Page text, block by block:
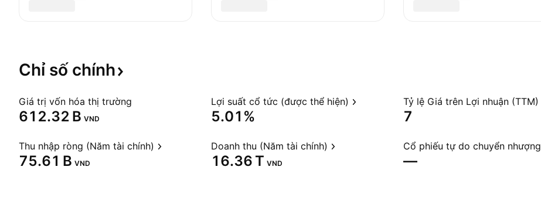
Chỉ số chính
Giá trị vốn hóa thị trường
‪612.32 B‬ VND
Lợi suất cổ tức (được thể hiện)
5.01%
Tỷ lệ Giá trên Lợi nhuận (TTM)
7
Thu nhập ròng (Năm tài chính)
‪75.61 B‬ VND
Doanh thu (Năm tài chính)
‪16.36 T‬ VND
Cổ phiếu tự do chuyển nhượng
—